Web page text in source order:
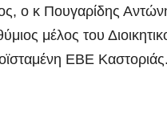
ο κ Πουγαρίδης
μέλος του
ΕΒΕ Καστοριάς.